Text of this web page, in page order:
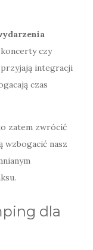
czy
integracji
czas
zatem zwrócić
wzbogacić nasz
dla